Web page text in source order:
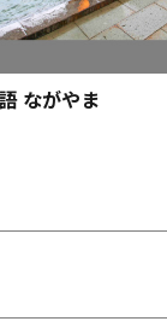
ながやま